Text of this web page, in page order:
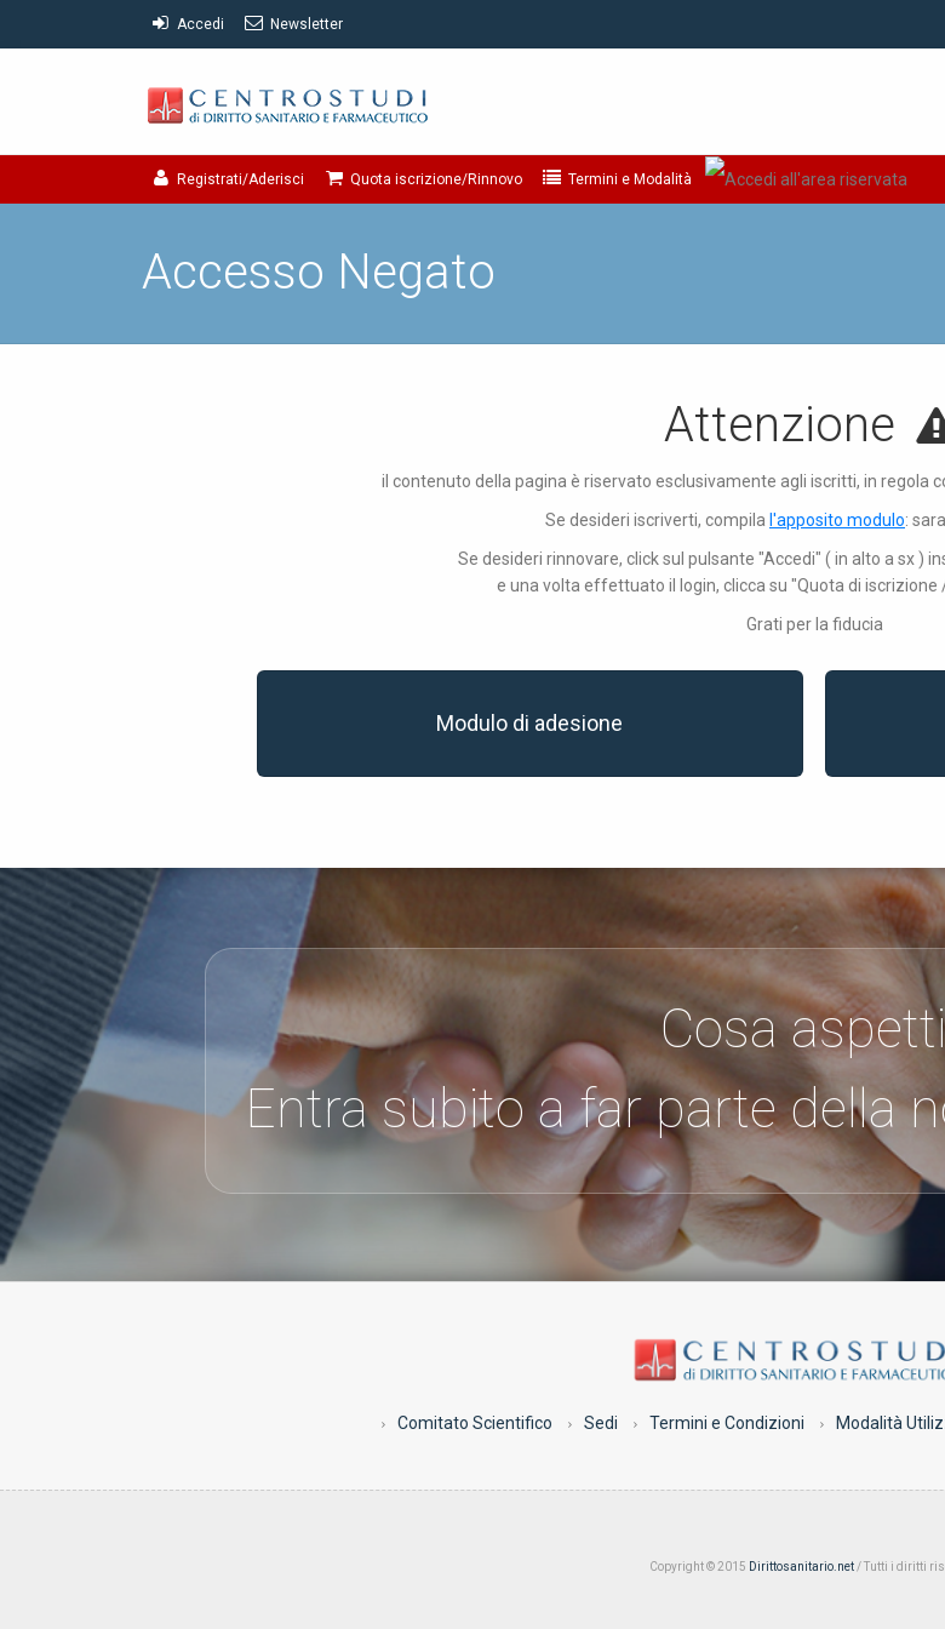
Accedi Newsletter
Registrati/Aderisci Quota iscrizione/Rinnovo Termini e Modalità
Accesso Negato
Attenzione
il contenuto della pagina è riservato esclusivamente agli iscritti, in regola
Se desideri iscriverti, compila l'apposito modulo:
Se desideri rinnovare, click sul pulsante "Accedi" ( in alto a sx )
e una volta effettuato il login, clicca su "Quota di iscrizione
Grati per la fiducia
Modulo di adesione
Cosa
Entra subito a far parte della
Comitato Scientifico Sedi Termini e Condizioni Modalità
Copyright © 2015 Dirittosanitario.net/ Tutti i diritti